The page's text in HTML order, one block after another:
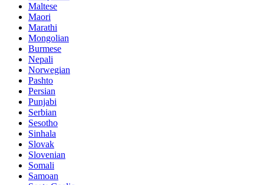
Maltese
Maori
Marathi
Mongolian
Burmese
Nepali
Norwegian
Pashto
Persian
Punjabi
Serbian
Sesotho
Sinhala
Slovak
Slovenian
Somali
Samoan